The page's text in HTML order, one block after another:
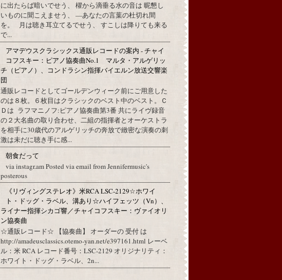
に出たらば暗いでせう、 櫂から滴垂る水の音は 昵懇し
いものに聞こえませう、 —あなたの言葉の杜切れ間
を。 月は聴き耳立てるでせう、 すこしは降りても来る
で...
アマデウスクラシックス通販レコードの案内 - チャイ
コフスキー：ピアノ協奏曲No.1 マルタ・アルゲリッ
チ（ピアノ）、コンドラシン指揮バイエルン放送交響楽
団
通販レコードとしてゴールデンウィーク前にご用意した
のは８枚。６枚目はクラシックのベスト中のベスト。Ｃ
Ｄは ラフマニノフ:ピアノ協奏曲第3番 共にライヴ録音
の２大名曲の取り合わせ、二組の指揮者とオーケストラ
を相手に30歳代のアルゲリッチの奔放で緻密な演奏の刺
激は未だに聴き手に感...
朝食だって
via instagr.am Posted via email from Jennifermusic's
posterous
《リヴィングステレオ》米RCA LSC-2129☆ホワイ
ト・ドッグ・ラベル、溝あり☆ハイフェッツ（Vn）、
ライナー指揮シカゴ響／チャイコフスキー：ヴァイオリ
ン協奏曲
☆通販レコード☆ 【協奏曲】 オーダーの 受付 は
http://amadeusclassics.otemo-yan.net/e397161.html レーベ
ル：米 RCA レコード番号：LSC-2129 オリジナリティ：
ホワイト・ドッグ・ラベル、2n...